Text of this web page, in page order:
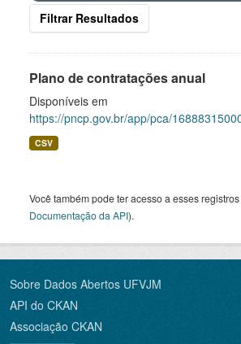
Filtrar Resultados
Plano de contratações anual
Disponíveis em
https://pncp.gov.br/app/pca/
CSV
Você também pode ter acesso a esses
Documentação da API).
Sobre Dados Abertos UFVJM
API do CKAN
Associação CKAN